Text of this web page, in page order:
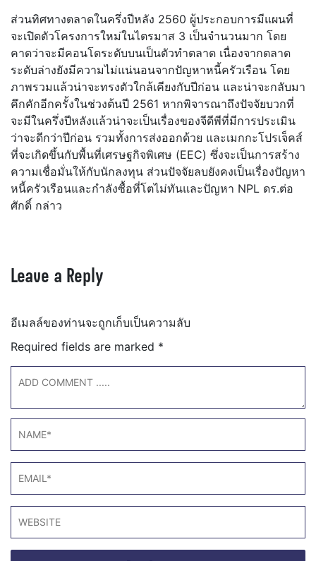
ส่วนทิศทางตลาดในครึ่งปีหลัง 2560 ผู้ประกอบการมีแผนที่
จะเปิดตัวโครงการใหม่ในไตรมาส 3 เป็นจำนวนมาก โดย
คาดว่าจะมีคอนโดระดับบนเป็นตัวทำตลาด เนื่องจากตลาด
ระดับล่างยังมีความไม่แน่นอนจากปัญหาหนี้ครัวเรือน โดย
ภาพรวมแล้วน่าจะทรงตัวใกล้เคียงกับปีก่อน และน่าจะกลับมา
คึกคักอีกครั้งในช่วงต้นปี 2561 หากพิจารณาถึงปัจจัยบวกที่
จะมีในครึ่งปีหลังแล้วน่าจะเป็นเรื่องของจีดีพีที่มีการประเมิน
ว่าจะดีกว่าปีก่อน รวมทั้งการส่งออกด้วย และเมกกะโปรเจ็คส์
ที่จะเกิดขึ้นกับพื้นที่เศรษฐกิจพิเศษ (EEC) ซึ่งจะเป็นการสร้าง
ความเชื่อมั่นให้กับนักลงทุน ส่วนปัจจัยลบยังคงเป็นเรื่องปัญหา
หนี้ครัวเรือนและกำลังซื้อที่โตไม่ทันและปัญหา NPL ดร.ต่อ
ศักดิ์ กล่าว
Leave a Reply
อีเมลล์ของท่านจะถูกเก็บเป็นความลับ
Required fields are marked *